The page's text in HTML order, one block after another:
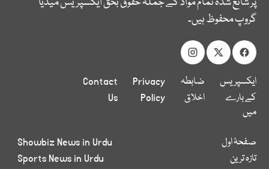
گروپ محفوظ ہیں۔
ایکسپریس
کے بارے
میں
ضابطہ
اخلاق
Privacy
Policy
Contact
Us
صفحۂ اول
تازہ ترین
Showbiz News in Urdu
Sports News in Urdu